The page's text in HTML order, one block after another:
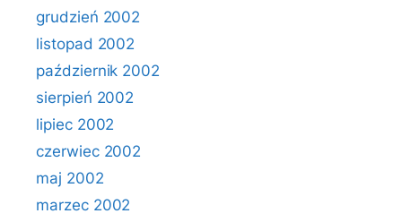
grudzień 2002
listopad 2002
październik 2002
sierpień 2002
lipiec 2002
czerwiec 2002
maj 2002
marzec 2002